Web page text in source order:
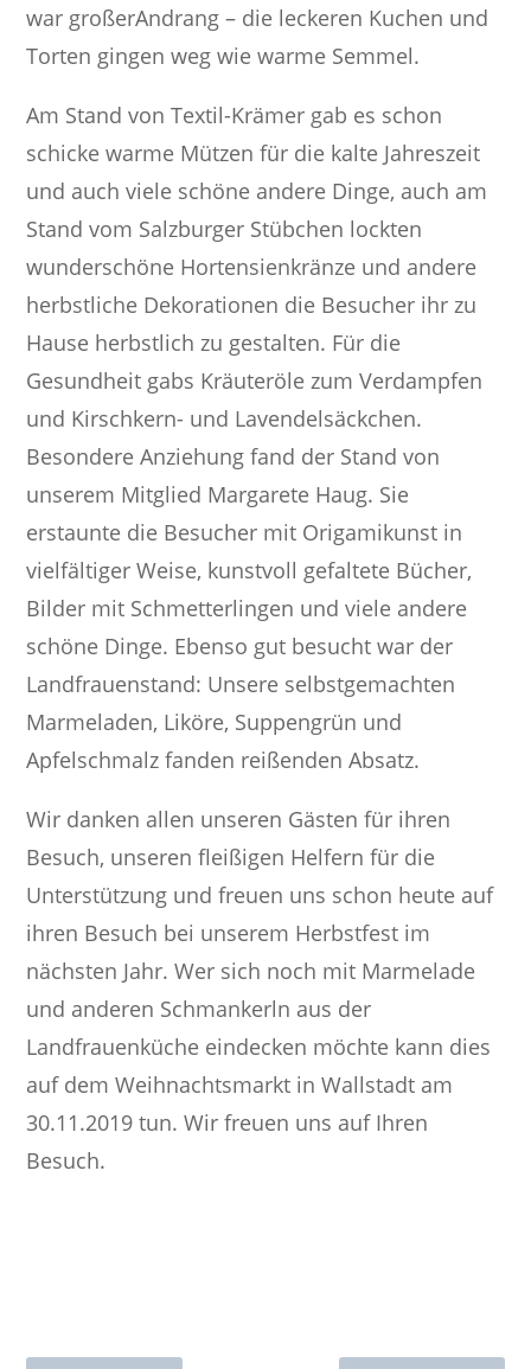
war großerAndrang – die leckeren Kuchen und
Torten gingen weg wie warme Semmel.
Am Stand von Textil-Krämer gab es schon
schicke warme Mützen für die kalte Jahreszeit
und auch viele schöne andere Dinge, auch am
Stand vom Salzburger Stübchen lockten
wunderschöne Hortensienkränze und andere
herbstliche Dekorationen die Besucher ihr zu
Hause herbstlich zu gestalten. Für die
Gesundheit gabs Kräuteröle zum Verdampfen
und Kirschkern- und Lavendelsäckchen.
Besondere Anziehung fand der Stand von
unserem Mitglied Margarete Haug. Sie
erstaunte die Besucher mit Origamikunst in
vielfältiger Weise, kunstvoll gefaltete Bücher,
Bilder mit Schmetterlingen und viele andere
schöne Dinge. Ebenso gut besucht war der
Landfrauenstand: Unsere selbstgemachten
Marmeladen, Liköre, Suppengrün und
Apfelschmalz fanden reißenden Absatz.
Wir danken allen unseren Gästen für ihren
Besuch, unseren fleißigen Helfern für die
Unterstützung und freuen uns schon heute auf
ihren Besuch bei unserem Herbstfest im
nächsten Jahr. Wer sich noch mit Marmelade
und anderen Schmankerln aus der
Landfrauenküche eindecken möchte kann dies
auf dem Weihnachtsmarkt in Wallstadt am
30.11.2019 tun. Wir freuen uns auf Ihren
Besuch.